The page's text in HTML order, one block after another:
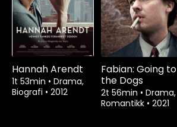
Hannah Arendt
1t 53min • Drama,
Biografi • 2012
Fabian: Going to
the Dogs
2t 56min • Drama,
Romantikk • 2021